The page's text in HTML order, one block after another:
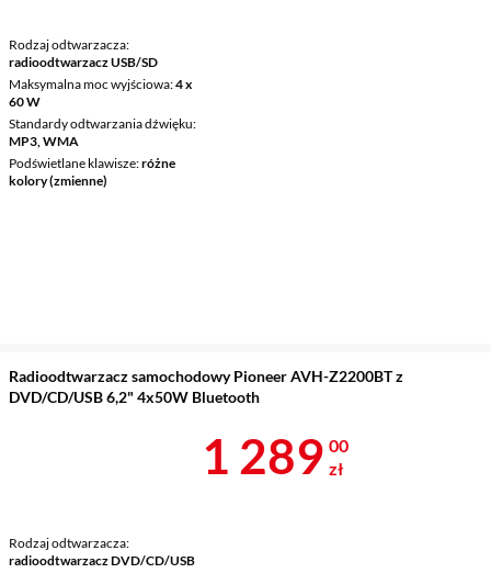
Rodzaj odtwarzacza
radioodtwarzacz USB/SD
Maksymalna moc wyjściowa 4 x
60 W
Standardy odtwarzania dźwięku
MP3, WMA
Podświetlane klawisze różne
kolory (zmienne)
Radioodtwarzacz samochodowy Pioneer AVH-Z2200BT z
DVD/CD/USB 6,2" 4x50W Bluetooth
Rodzaj odtwarzacza
radioodtwarzacz DVD/CD/USB
Cena 1 289 zł
1 289 00
zł